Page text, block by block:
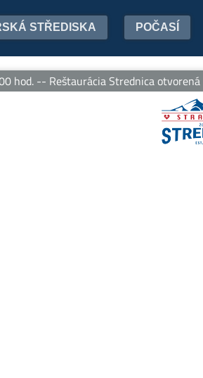
STŘEDISKA POČASÍ
-- Reštaurácia Strednica otvorená